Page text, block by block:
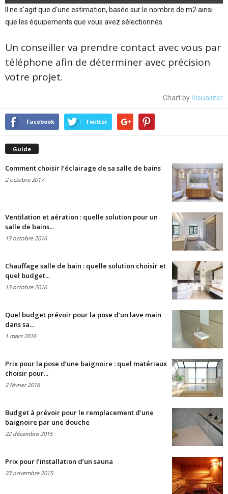
Il ne s'agit que d'une estimation, basée sur le nombre de m2 ainsi
que les équipements que vous avez sélectionnés.
Un conseiller va prendre contact avec vous par
téléphone afin de déterminer avec précision
votre projet.
Chart byVisualizer
Facebook Twitter
Guide
Comment choisir l’éclairage de sa salle de bains
2 octobre 2017
Ventilation et aération : quelle solution pour un
salle de bains...
13 octobre 2016
Chauffage salle de bain : quelle solution choisir et
quel budget...
13 octobre 2016
Quel budget prévoir pour la pose d’un lave main
dans sa...
1 mars 2016
Prix pour la pose d’une baignoire : quel matériaux
choisir pour...
2 février 2016
Budget à prévoir pour le remplacement d’une
baignoire par une douche
22 décembre 2015
Prix pour l’installation d’un sauna
23 novembre 2015